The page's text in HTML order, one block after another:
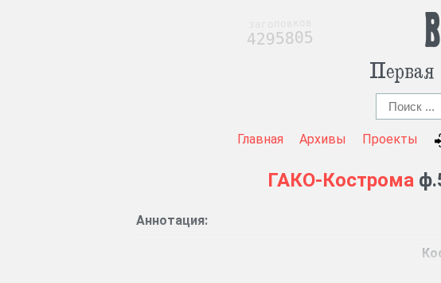
Главная Архивы Проекты
ГАКО-Кострома
Аннотация:
4295805